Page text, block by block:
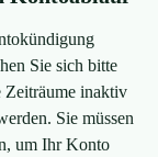
Sie sich bitte
Zeiträume inaktiv
Sie müssen
um Ihr Konto